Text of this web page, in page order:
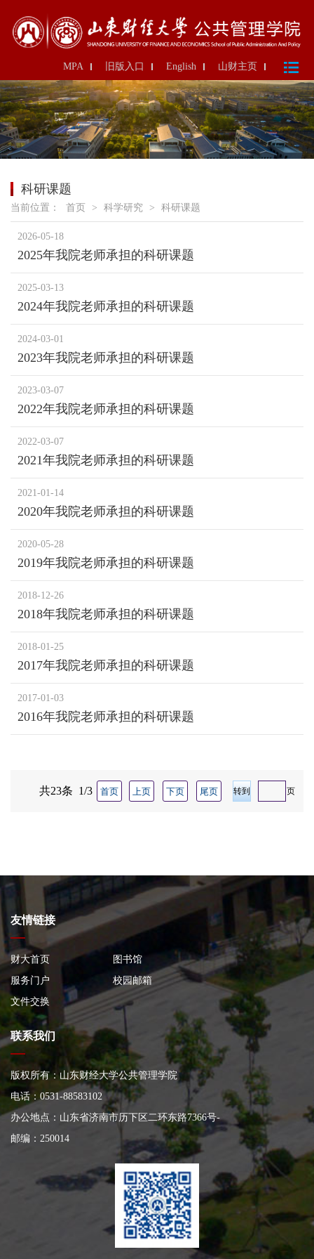
山财主页
English
旧版入口
MPA
科研课题
当前位置： 首页 > 科学研究 > 科研课题
2026-05-18
2025年我院老师承担的科研课题
2025-03-13
2024年我院老师承担的科研课题
2024-03-01
2023年我院老师承担的科研课题
2023-03-07
2022年我院老师承担的科研课题
2022-03-07
2021年我院老师承担的科研课题
2021-01-14
2020年我院老师承担的科研课题
2020-05-28
2019年我院老师承担的科研课题
2018-12-26
2018年我院老师承担的科研课题
2018-01-25
2017年我院老师承担的科研课题
2017-01-03
2016年我院老师承担的科研课题
共23条 1/3 首页 上页 下页 尾页 页
友情链接
财大首页
图书馆
服务门户
校园邮箱
文件交换
联系我们
版权所有：山东财经大学公共管理学院
电话：0531-88583102
办公地点：山东省济南市历下区二环东路7366号-
邮编：250014